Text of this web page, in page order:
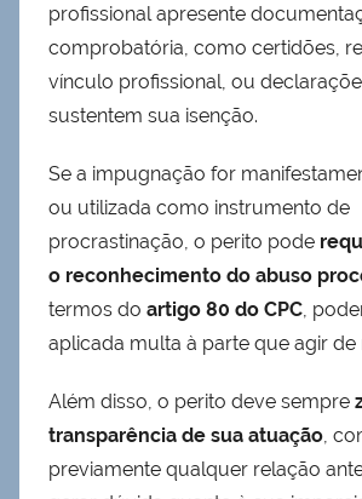
profissional apresente
comprobatória, como certidões,
vínculo profissional, ou
sustentem sua isenção.
Se a impugnação for
ou utilizada como instrumento de
procrastinação, o perito pode
o reconhecimento do abuso
termos do artigo 80 do CPC,
aplicada multa à parte que agir de
Além disso, o perito deve sempre
transparência de sua atuação,
previamente qualquer relação